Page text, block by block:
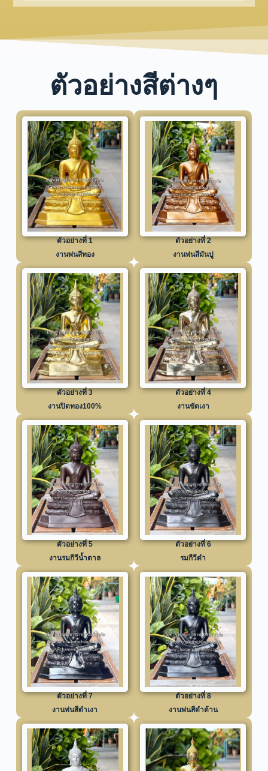
ตัวอย่างสีต่างๆ
ตัวอย่างที่ 1
งานพ่นสีทอง
ตัวอย่างที่ 2
งานพ่นสีมันปู
ตัวอย่างที่ 3
งานปิดทอง100%
ตัวอย่างที่ 4
งานขัดเงา
ตัวอย่างที่ 5
งานรมกีวีน้ำตาล
ตัวอย่างที่ 6
รมกีวีดำ
ตัวอย่างที่ 7
งานพ่นสีดำเงา
ตัวอย่างที่ 8
งานพ่นสีดำด้าน